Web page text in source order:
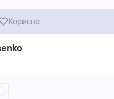
Корисно